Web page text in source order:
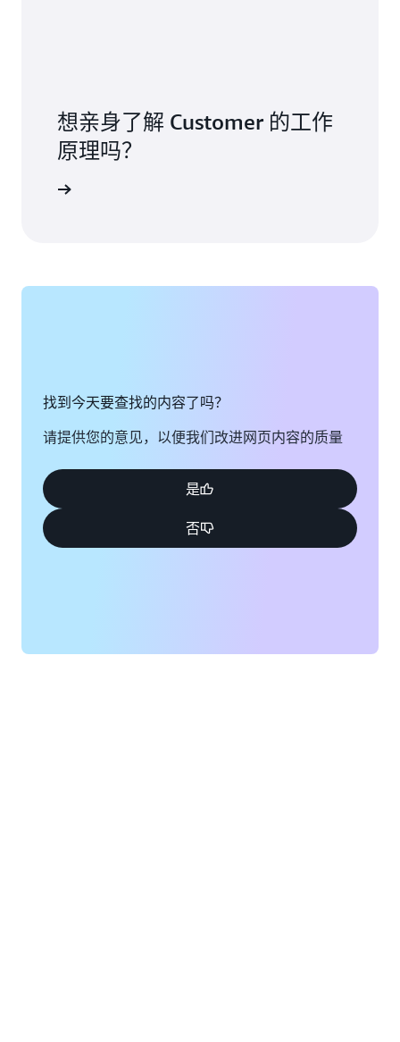
想亲身了解 Customer 的工作
原理吗？
找到今天要查找的内容了吗？
请提供您的意见，以便我们改进网页内容的质量
是
否